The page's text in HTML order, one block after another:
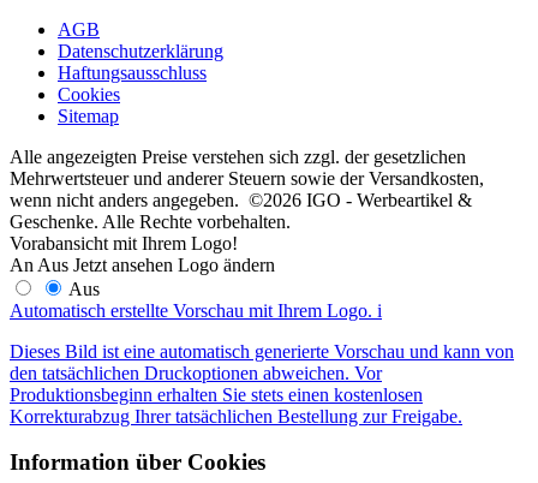
AGB
Datenschutzerklärung
Haftungsausschluss
Cookies
Sitemap
Alle angezeigten Preise verstehen sich zzgl. der gesetzlichen
Mehrwertsteuer und anderer Steuern sowie der Versandkosten,
wenn nicht anders angegeben. ©2026 IGO - Werbeartikel &
Geschenke. Alle Rechte vorbehalten.
Vorabansicht mit Ihrem Logo!
An Aus Jetzt ansehen Logo ändern
Aus
Automatisch erstellte Vorschau mit Ihrem Logo. i
Dieses Bild ist eine automatisch generierte Vorschau und kann von
den tatsächlichen Druckoptionen abweichen. Vor
Produktionsbeginn erhalten Sie stets einen kostenlosen
Korrekturabzug Ihrer tatsächlichen Bestellung zur Freigabe.
Information über Cookies